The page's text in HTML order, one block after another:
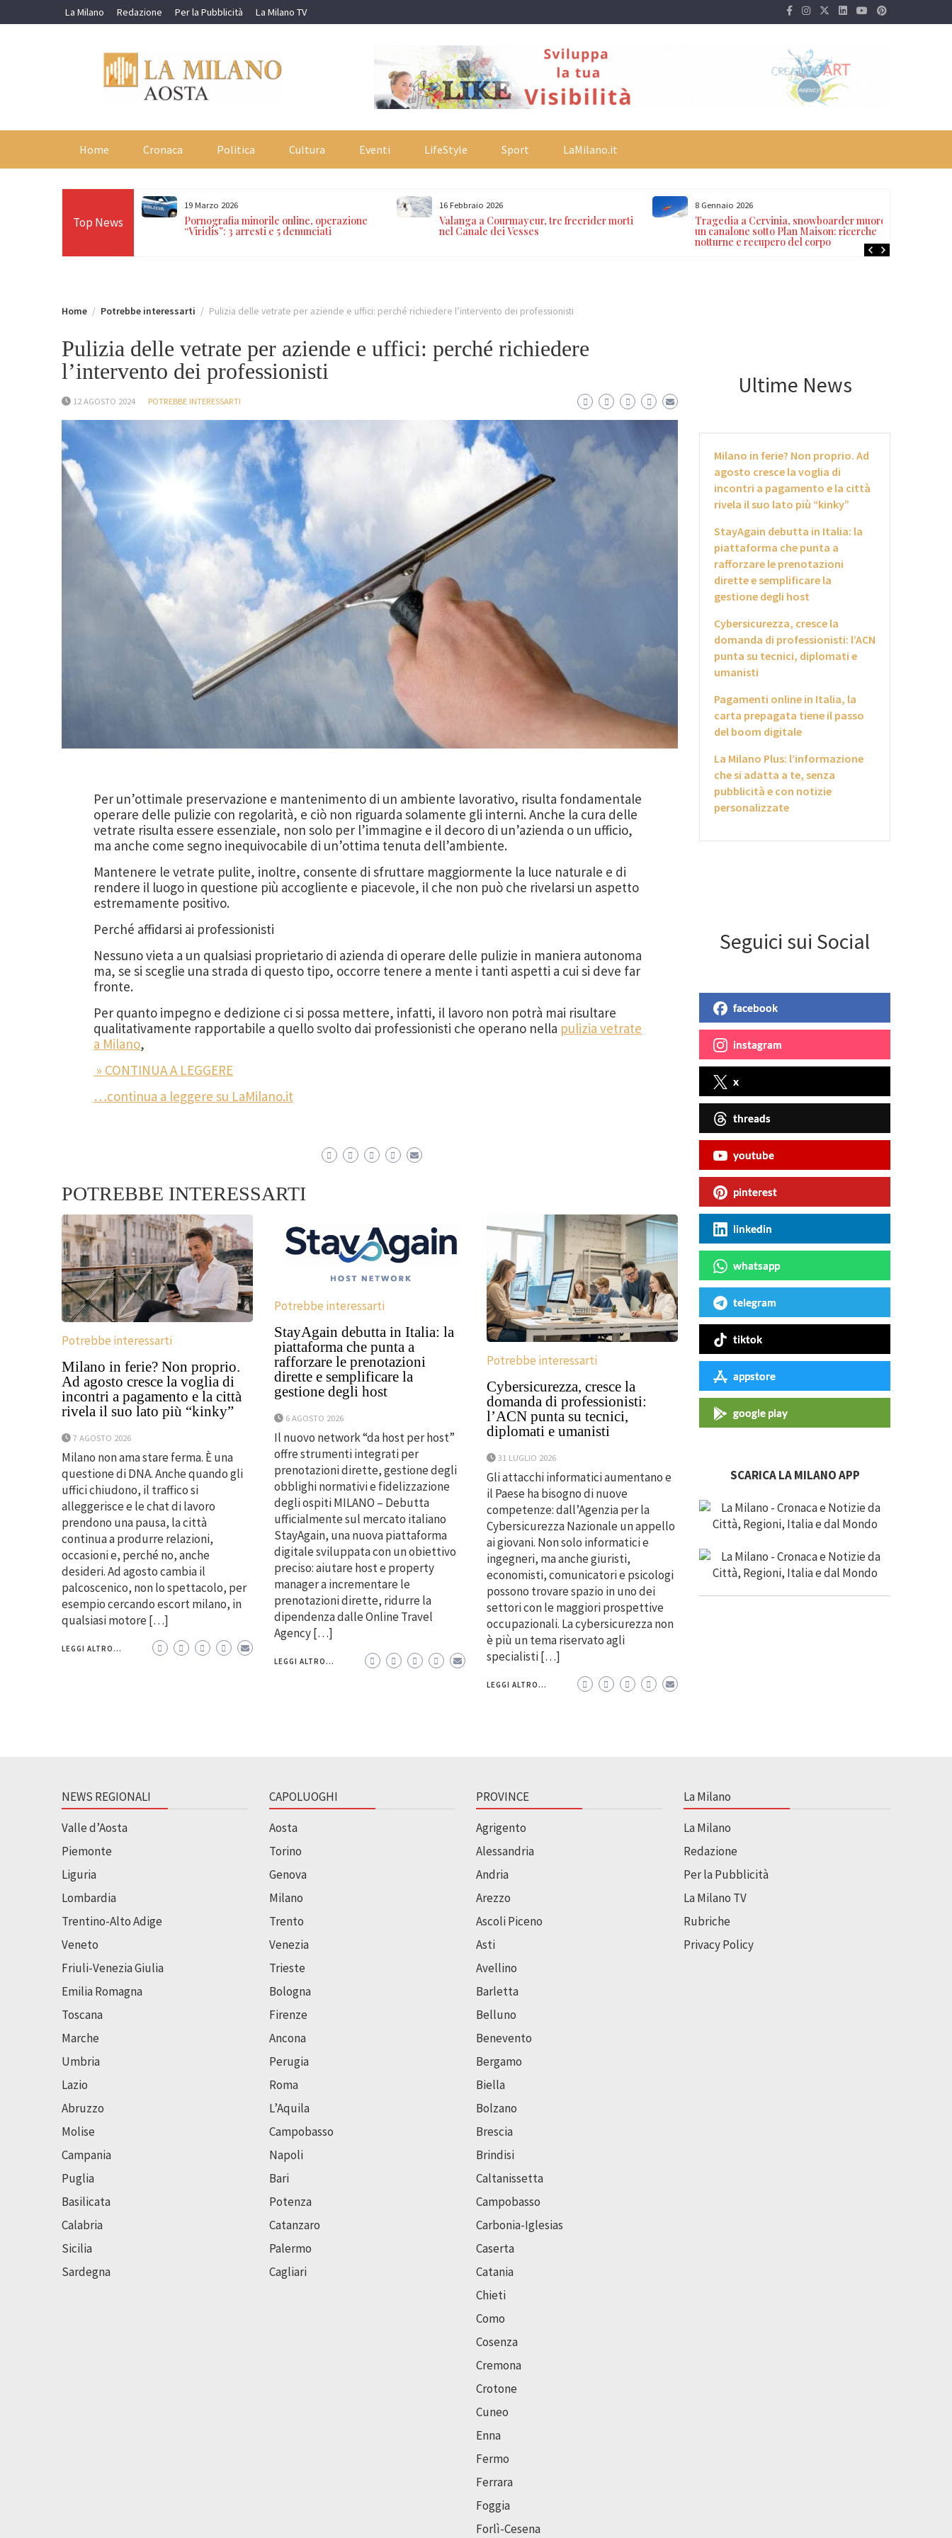
to
La Milano Redazione Per la Pubblicità La Milano TV
Home Cronaca Politica Cultura Eventi LifeStyle Sport LaMilano.it
Top News
in 24 ore sulle Alpi:
Paradiso, Cervino e
19 Marzo 2026
Pornografia minorile online, operazione
“Viridis”: 3 arresti e 5 denunciati
16 Febbraio 2026
Valanga a Courmayeur, tre freerider morti
nel Canale dei Vesses
8 Gennaio 2026
Tragedia a Cervinia, snowboarder muore in
un canalone sotto Plan Maison: ricerche
notturne e recupero del corpo
Home Potrebbe interessarti Pulizia delle vetrate per aziende e uffici: perché richiedere l’intervento dei professionisti
Pulizia delle vetrate per aziende e uffici: perché richiedere
l’intervento dei professionisti
12 AGOSTO 2024 POTREBBE INTERESSARTI
Per un’ottimale preservazione e mantenimento di un ambiente lavorativo, risulta fondamentale
operare delle pulizie con regolarità, e ciò non riguarda solamente gli interni. Anche la cura delle
vetrate risulta essere essenziale, non solo per l’immagine e il decoro di un’azienda o un ufficio,
ma anche come segno inequivocabile di un’ottima tenuta dell’ambiente.
Mantenere le vetrate pulite, inoltre, consente di sfruttare maggiormente la luce naturale e di
rendere il luogo in questione più accogliente e piacevole, il che non può che rivelarsi un aspetto
estremamente positivo.
Perché affidarsi ai professionisti
Nessuno vieta a un qualsiasi proprietario di azienda di operare delle pulizie in maniera autonoma
ma, se si sceglie una strada di questo tipo, occorre tenere a mente i tanti aspetti a cui si deve far
fronte.
Per quanto impegno e dedizione ci si possa mettere, infatti, il lavoro non potrà mai risultare
qualitativamente rapportabile a quello svolto dai professionisti che operano nella pulizia vetrate
a Milano,
» CONTINUA A LEGGERE
…continua a leggere su LaMilano.it
POTREBBE INTERESSARTI
Potrebbe interessarti
Milano in ferie? Non proprio.
Ad agosto cresce la voglia di
incontri a pagamento e la città
rivela il suo lato più “kinky”
7 AGOSTO 2026
Milano non ama stare ferma. È una
questione di DNA. Anche quando gli
uffici chiudono, il traffico si
alleggerisce e le chat di lavoro
prendono una pausa, la città
continua a produrre relazioni,
occasioni e, perché no, anche
desideri. Ad agosto cambia il
palcoscenico, non lo spettacolo, per
esempio cercando escort milano, in
qualsiasi motore […]
LEGGI ALTRO...
Potrebbe interessarti
StayAgain debutta in Italia: la
piattaforma che punta a
rafforzare le prenotazioni
dirette e semplificare la
gestione degli host
6 AGOSTO 2026
Il nuovo network “da host per host”
offre strumenti integrati per
prenotazioni dirette, gestione degli
obblighi normativi e fidelizzazione
degli ospiti MILANO – Debutta
ufficialmente sul mercato italiano
StayAgain, una nuova piattaforma
digitale sviluppata con un obiettivo
preciso: aiutare host e property
manager a incrementare le
prenotazioni dirette, ridurre la
dipendenza dalle Online Travel
Agency […]
LEGGI ALTRO...
Potrebbe interessarti
Cybersicurezza, cresce la
domanda di professionisti:
l’ACN punta su tecnici,
diplomati e umanisti
31 LUGLIO 2026
Gli attacchi informatici aumentano e
il Paese ha bisogno di nuove
competenze: dall’Agenzia per la
Cybersicurezza Nazionale un appello
ai giovani. Non solo informatici e
ingegneri, ma anche giuristi,
economisti, comunicatori e psicologi
possono trovare spazio in uno dei
settori con le maggiori prospettive
occupazionali. La cybersicurezza non
è più un tema riservato agli
specialisti […]
LEGGI ALTRO...
Ultime News
Milano in ferie? Non proprio. Ad
agosto cresce la voglia di
incontri a pagamento e la città
rivela il suo lato più “kinky”
StayAgain debutta in Italia: la
piattaforma che punta a
rafforzare le prenotazioni
dirette e semplificare la
gestione degli host
Cybersicurezza, cresce la
domanda di professionisti: l’ACN
punta su tecnici, diplomati e
umanisti
Pagamenti online in Italia, la
carta prepagata tiene il passo
del boom digitale
La Milano Plus: l’informazione
che si adatta a te, senza
pubblicità e con notizie
personalizzate
Seguici sui Social
facebook
instagram
x
threads
youtube
pinterest
linkedin
whatsapp
telegram
tiktok
appstore
google play
SCARICA LA MILANO APP
NEWS REGIONALI
Valle d’Aosta
Piemonte
Liguria
Lombardia
Trentino-Alto Adige
Veneto
Friuli-Venezia Giulia
Emilia Romagna
Toscana
Marche
Umbria
Lazio
Abruzzo
Molise
Campania
Puglia
Basilicata
Calabria
Sicilia
Sardegna
CAPOLUOGHI
Aosta
Torino
Genova
Milano
Trento
Venezia
Trieste
Bologna
Firenze
Ancona
Perugia
Roma
L’Aquila
Campobasso
Napoli
Bari
Potenza
Catanzaro
Palermo
Cagliari
PROVINCE
Agrigento
Alessandria
Andria
Arezzo
Ascoli Piceno
Asti
Avellino
Barletta
Belluno
Benevento
Bergamo
Biella
Bolzano
Brescia
Brindisi
Caltanissetta
Campobasso
Carbonia-Iglesias
Caserta
Catania
Chieti
Como
Cosenza
Cremona
Crotone
Cuneo
Enna
Fermo
Ferrara
Foggia
Forlì-Cesena
La Milano
La Milano
Redazione
Per la Pubblicità
La Milano TV
Rubriche
Privacy Policy